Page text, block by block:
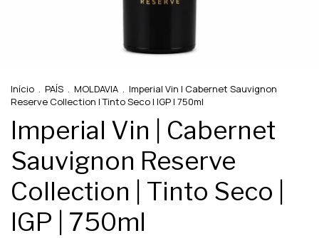
Início . PAÍS . MOLDAVIA . Imperial Vin | Cabernet Sauvignon
Reserve Collection | Tinto Seco | IGP | 750ml
Imperial Vin | Cabernet
Sauvignon Reserve
Collection | Tinto Seco |
IGP | 750ml